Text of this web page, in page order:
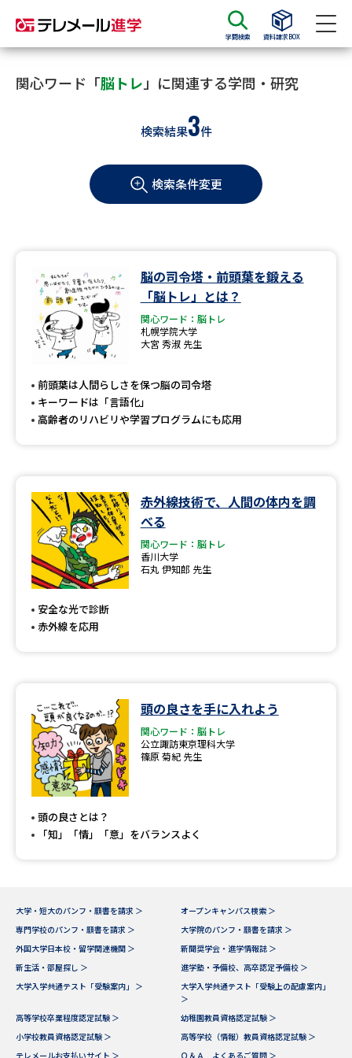
学問検索 資料請求BOX
資料請求 資料検索
大学・短大の資料種類から請求
学部・学科パンフ
過去問題集
大学・短大以外の資料から請求
専門学校の資料請求 大学院の資料請求
留学・進学関連、塾・予備校
大学入学共通テスト「受験案
高等学校（情報）教員資格認定
大学研究
集
データサイエンス特集 奨学金・特待生制度特集
デジタルパンフレット
新学年スタート号特集ページ
（高3生用）
（高2生用）
オープンキャンパスなどを調べる
オープンキャンパス検索 実施プログラムから探す
来場型・Web型イベント特集 夢ナビライブ
関心ワード「脳トレ 」に関連する学問・研究
検索結果3件
検索条件変更
脳の司令塔・前頭葉を鍛える
「脳トレ」とは？
関心ワード：脳トレ
札幌学院大学
大宮 秀淑 先生
前頭葉は人間らしさを保つ脳の司令塔
キーワードは「言語化」
高齢者のリハビリや学習プログラムにも応用
赤外線技術で、人間の体内を調
べる
関心ワード：脳トレ
香川大学
石丸 伊知郎 先生
安全な光で診断
赤外線を応用
頭の良さを手に入れよう
関心ワード：脳トレ
公立諏訪東京理科大学
篠原 菊紀 先生
頭の良さとは？
「知」「情」「意」をバランスよく
大学・短大のパンフ・願書を請求 ＞
オープンキャンパス検索 ＞
専門学校のパンフ・願書を請求 ＞
大学院のパンフ・願書を請求 ＞
外国大学日本校・留学関連機関 ＞
新聞奨学会・進学情報誌 ＞
新生活・部屋探し ＞
進学塾・予備校、高卒認定予備校 ＞
大学入学共通テスト「受験案内」 ＞
大学入学共通テスト「受験上の配慮案内」
＞
高等学校卒業程度認定試験 ＞
幼稚園教員資格認定試験 ＞
小学校教員資格認定試験 ＞
高等学校（情報）教員資格認定試験 ＞
テレメールお支払いサイト ＞
Ｑ＆Ａ よくあるご質問 ＞